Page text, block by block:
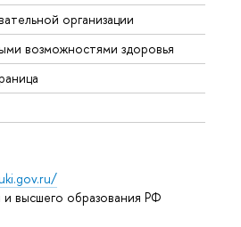
организации
возможностями здоровья
высшего образования РФ